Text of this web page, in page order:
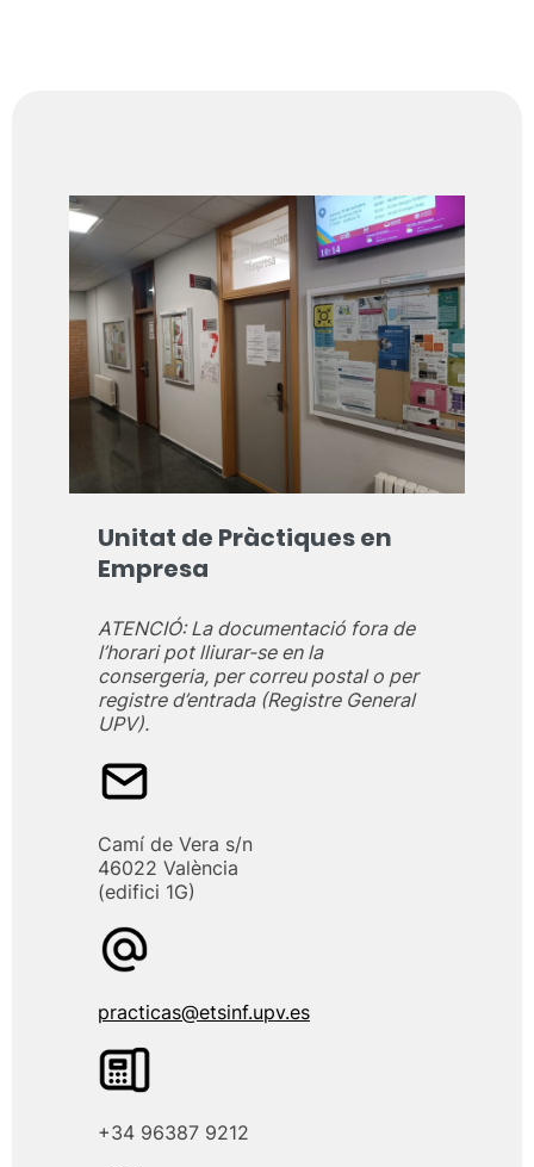
Unitat de Pràctiques en
Empresa
ATENCIÓ: La documentació fora de
l’horari pot lliurar-se en la
consergeria, per correu postal o per
registre d’entrada (Registre General
UPV).
Camí de Vera s/n
46022 València
(edifici 1G)
practicas@etsinf.upv.es
+34 96387 9212